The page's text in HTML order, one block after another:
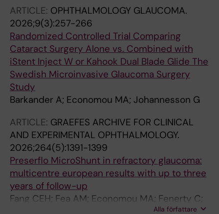
ARTICLE: OPHTHALMOLOGY GLAUCOMA.
2026;9(3):257-266
Randomized Controlled Trial Comparing
Cataract Surgery Alone vs. Combined with
iStent Inject W or Kahook Dual Blade Glide The
Swedish Microinvasive Glaucoma Surgery
Study
Barkander A; Economou MA; Johannesson G
ARTICLE: GRAEFES ARCHIVE FOR CLINICAL
AND EXPERIMENTAL OPHTHALMOLOGY.
2026;264(5):1391-1399
Preserflo MicroShunt in refractory glaucoma:
multicentre european results with up to three
years of follow-up
Fang CEH; Fea AM; Economou MA; Fenerty C;
Alla författare